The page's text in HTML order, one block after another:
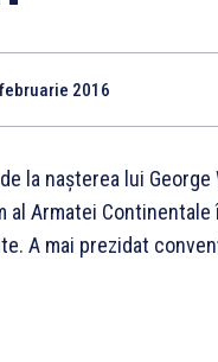
2016
la nașterea lui
al Armatei
A mai prezidat